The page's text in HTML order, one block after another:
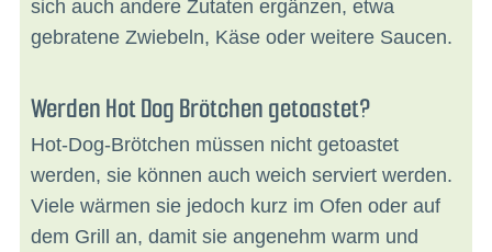
sich auch andere Zutaten ergänzen, etwa
gebratene Zwiebeln, Käse oder weitere Saucen.
Werden Hot Dog Brötchen getoastet?
Hot-Dog-Brötchen müssen nicht getoastet
werden, sie können auch weich serviert werden.
Viele wärmen sie jedoch kurz im Ofen oder auf
dem Grill an, damit sie angenehm warm und